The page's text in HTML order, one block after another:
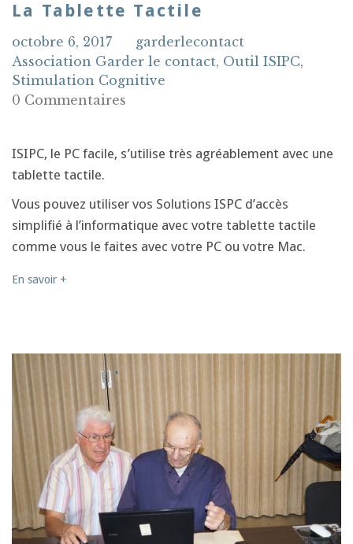
La Tablette Tactile
octobre 6, 2017
garderlecontact
Association Garder le contact, Outil ISIPC,
Stimulation Cognitive
0 Commentaires
ISIPC, le PC facile, s’utilise très agréablement avec une
tablette tactile.
Vous pouvez utiliser vos Solutions ISPC d’accès
simplifié à l’informatique avec votre tablette tactile
comme vous le faites avec votre PC ou votre Mac.
En savoir +